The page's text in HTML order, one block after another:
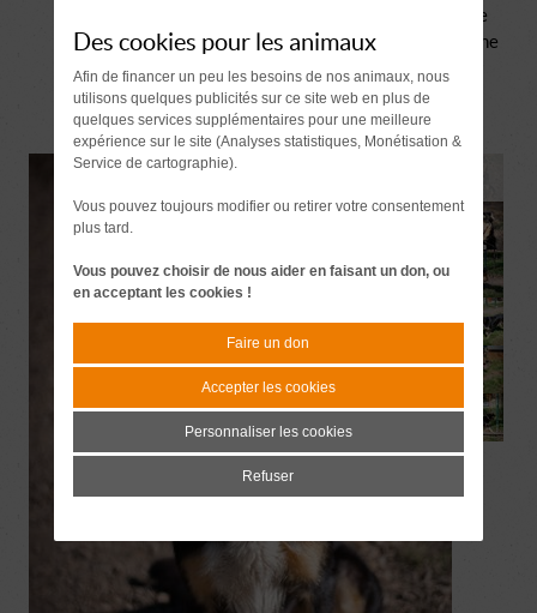
joies de la vie de famille alors venez le
rencontrer et vous apprivoisez, vous ne
le regretterez pas.
Des cookies pour les animaux
Afin de financer un peu les besoins de nos animaux, nous
utilisons quelques publicités sur ce site web en plus de
quelques services supplémentaires pour une meilleure
expérience sur le site (Analyses statistiques, Monétisation &
Service de cartographie).
Vous pouvez toujours modifier ou retirer votre consentement
plus tard.
Vous pouvez choisir de nous aider en faisant un don, ou
en acceptant les cookies !
Faire un don
Accepter les cookies
Personnaliser les cookies
Refuser